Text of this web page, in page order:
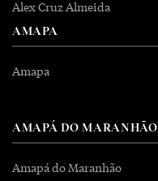
Alex Cruz Almeida
AMAPA
Amapa
AMAPÁ DO MARANHÃO
Amapá do Maranhão